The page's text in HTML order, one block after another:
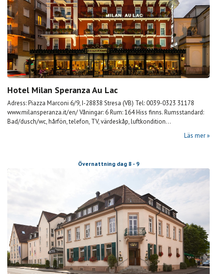
Hotel Milan Speranza Au Lac
Adress: Piazza Marconi 6/9, I-28838 Stresa (VB) Tel: 0039-0323 31178
www.milansperanza.it/en/ Våningar: 6 Rum: 164 Hiss finns. Rumsstandard:
Bad/dusch/wc, hårfön, telefon, TV, värdeskåp, luftkondition...
Läs mer
Övernattning dag 8 - 9